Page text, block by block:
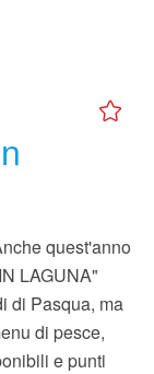
quest'anno
LAGUNA"
di Pasqua, ma
di pesce,
e punti